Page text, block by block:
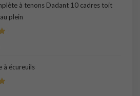
à tenons Dadant 10 cadres toit
plein
à écureuils